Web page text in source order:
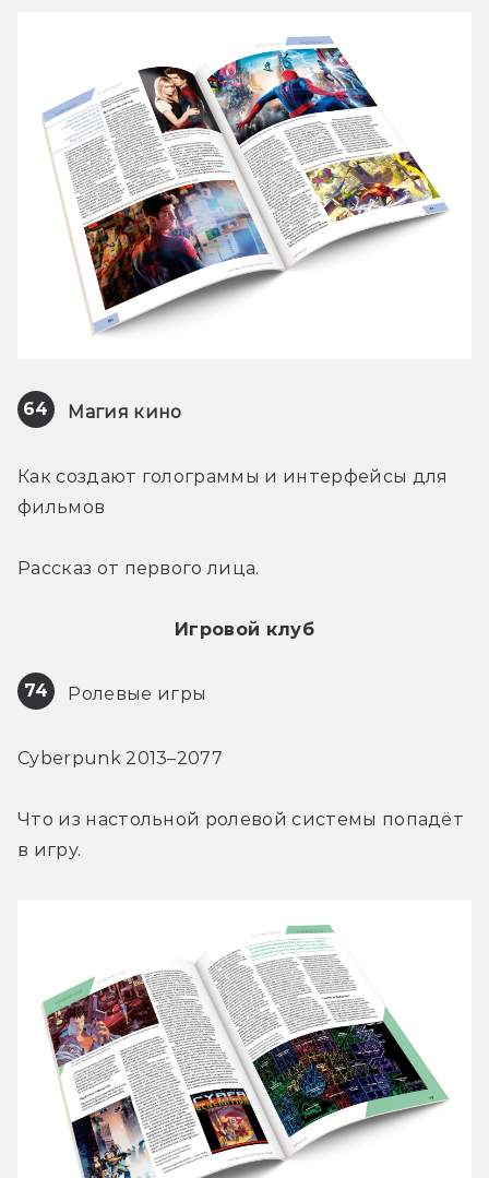
64 Магия кино
Как создают голограммы и интерфейсы для
фильмов
Рассказ от первого лица.
Игровой клуб
74 Ролевые игры
Cyberpunk 2013–2077
Что из настольной ролевой системы попадёт
в игру.